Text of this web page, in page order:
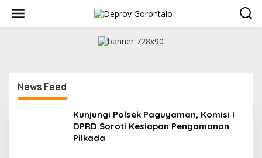
w
News Feed
o
Kunjungi Polsek Paguyaman, Komisi I
DPRD Soroti Kesiapan Pengamanan
Pilkada